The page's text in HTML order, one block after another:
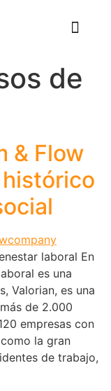
de
& Flow
laboral En
es una
Valorian, es una
de 2.000
empresas con
la gran
de trabajo,